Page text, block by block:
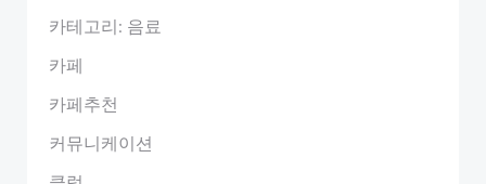
카테고리: 음료
카페
카페추천
커뮤니케이션